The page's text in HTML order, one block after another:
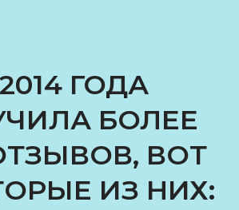
ГОДА
БОЛЕЕ
ВОТ
ИЗ НИХ: